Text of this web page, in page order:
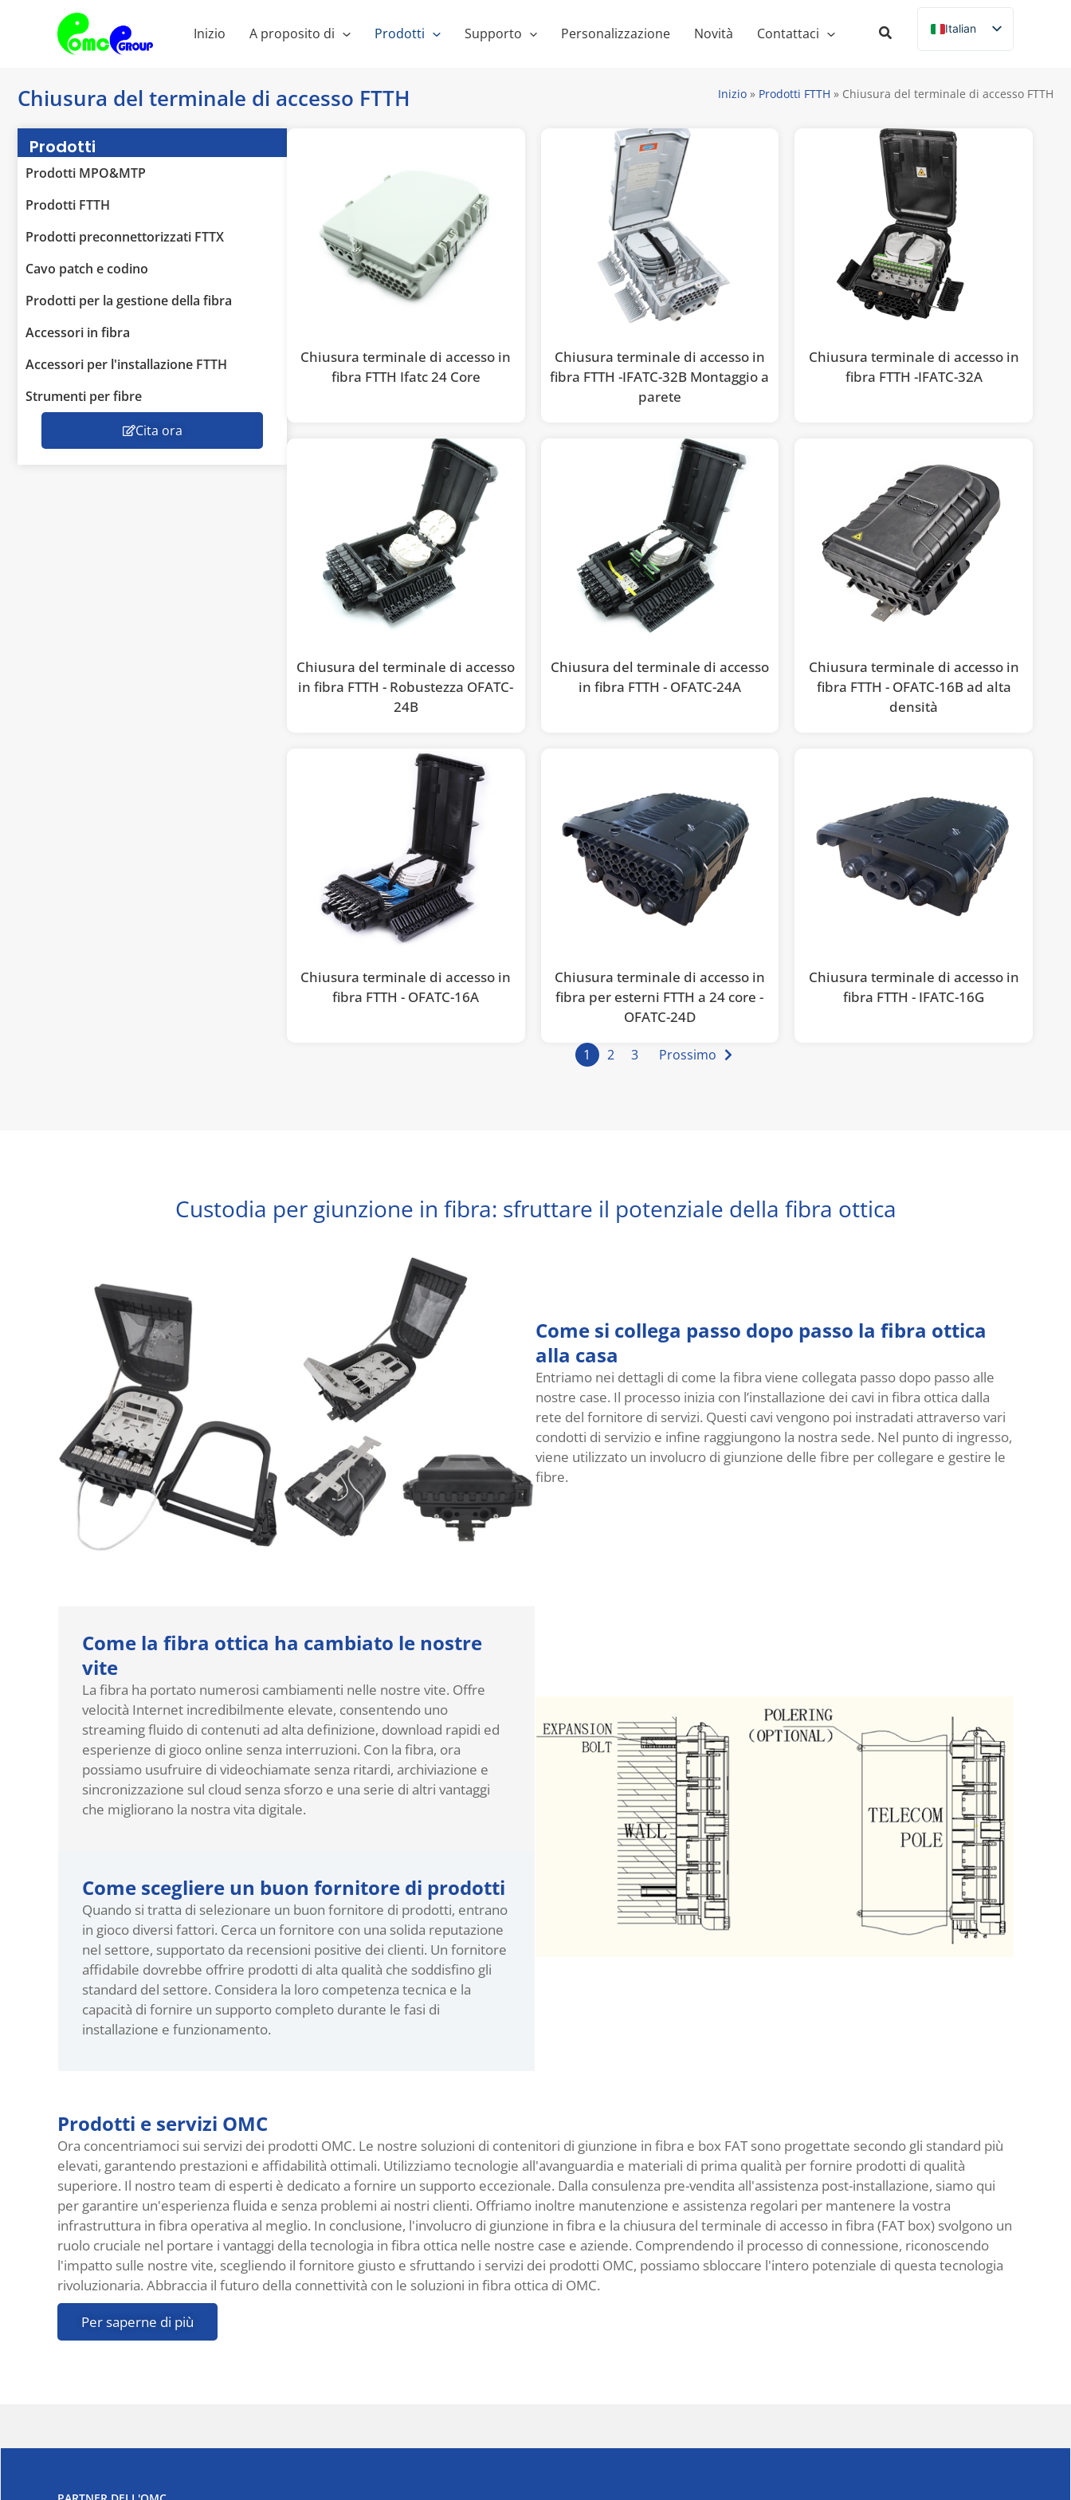
contenuto
Inizio A proposito di Prodotti Supporto Personalizzazione Novità Contattaci
Italian
English
French
German
Chiusura del terminale di accesso FTTH Inizio » Prodotti FTTH » Chiusura del terminale di accesso FTTH
Prodotti
Prodotti MPO&MTP
Prodotti FTTH
Prodotti preconnettorizzati FTTX
Cavo patch e codino
Prodotti per la gestione della fibra
Accessori in fibra
Accessori per l'installazione FTTH
Strumenti per fibre
Cita ora
Chiusura terminale di accesso in
fibra FTTH Ifatc 24 Core
Chiusura terminale di accesso in
fibra FTTH -IFATC-32B Montaggio a
parete
Chiusura terminale di accesso in
fibra FTTH -IFATC-32A
Chiusura del terminale di accesso
in fibra FTTH - Robustezza OFATC-
24B
Chiusura del terminale di accesso
in fibra FTTH - OFATC-24A
Chiusura terminale di accesso in
fibra FTTH - OFATC-16B ad alta
densità
Chiusura terminale di accesso in
fibra FTTH - OFATC-16A
Chiusura terminale di accesso in
fibra per esterni FTTH a 24 core -
OFATC-24D
Chiusura terminale di accesso in
fibra FTTH - IFATC-16G
1 2 3 Prossimo
Custodia per giunzione in fibra: sfruttare il potenziale della fibra ottica
Come si collega passo dopo passo la fibra ottica
alla casa
Entriamo nei dettagli di come la fibra viene collegata passo dopo passo alle
nostre case. Il processo inizia con l’installazione dei cavi in ​​fibra ottica dalla
rete del fornitore di servizi. Questi cavi vengono poi instradati attraverso vari
condotti di servizio e infine raggiungono la nostra sede. Nel punto di ingresso,
viene utilizzato un involucro di giunzione delle fibre per collegare e gestire le
fibre.
Come la fibra ottica ha cambiato le nostre
vite
La fibra ha portato numerosi cambiamenti nelle nostre vite. Offre
velocità Internet incredibilmente elevate, consentendo uno
streaming fluido di contenuti ad alta definizione, download rapidi ed
esperienze di gioco online senza interruzioni. Con la fibra, ora
possiamo usufruire di videochiamate senza ritardi, archiviazione e
sincronizzazione sul cloud senza sforzo e una serie di altri vantaggi
che migliorano la nostra vita digitale.
Come scegliere un buon fornitore di prodotti
Quando si tratta di selezionare un buon fornitore di prodotti, entrano
in gioco diversi fattori. Cerca un fornitore con una solida reputazione
nel settore, supportato da recensioni positive dei clienti. Un fornitore
affidabile dovrebbe offrire prodotti di alta qualità che soddisfino gli
standard del settore. Considera la loro competenza tecnica e la
capacità di fornire un supporto completo durante le fasi di
installazione e funzionamento.
Prodotti e servizi OMC
Ora concentriamoci sui servizi dei prodotti OMC. Le nostre soluzioni di contenitori di giunzione in fibra e box FAT sono progettate secondo gli standard più
elevati, garantendo prestazioni e affidabilità ottimali. Utilizziamo tecnologie all'avanguardia e materiali di prima qualità per fornire prodotti di qualità
superiore. Il nostro team di esperti è dedicato a fornire un supporto eccezionale. Dalla consulenza pre-vendita all'assistenza post-installazione, siamo qui
per garantire un'esperienza fluida e senza problemi ai nostri clienti. Offriamo inoltre manutenzione e assistenza regolari per mantenere la vostra
infrastruttura in fibra operativa al meglio. In conclusione, l'involucro di giunzione in fibra e la chiusura del terminale di accesso in fibra (FAT box) svolgono un
ruolo cruciale nel portare i vantaggi della tecnologia in fibra ottica nelle nostre case e aziende. Comprendendo il processo di connessione, riconoscendo
l'impatto sulle nostre vite, scegliendo il fornitore giusto e sfruttando i servizi dei prodotti OMC, possiamo sbloccare l'intero potenziale di questa tecnologia
rivoluzionaria. Abbraccia il futuro della connettività con le soluzioni in fibra ottica di OMC.
Per saperne di più